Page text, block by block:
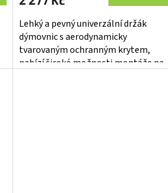
Lehký a pevný univerzální držák
dýmovnic s aerodynamicky
tvarovaným ochranným krytem,
nabízí široké možnosti montáže na